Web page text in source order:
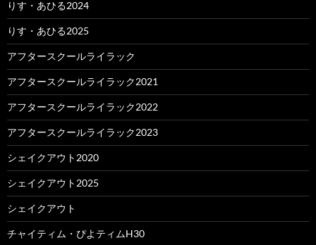
りす・あひる2024
りす・あひる2025
アフタースクールライラック
アフタースクールライラック2021
アフタースクールライラック2022
アフタースクールライラック2023
シェイクアウト2020
シェイクアウト2025
シェイクアウト
チャイティム・ぴよティムH30